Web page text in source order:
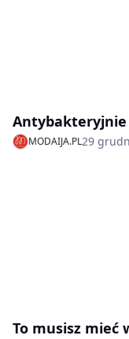
Antybakteryjnie
MODAIJA.PL29
To musisz mieć